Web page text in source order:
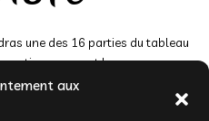
aux
une des 16 parties du tableau
au tirage au sort !